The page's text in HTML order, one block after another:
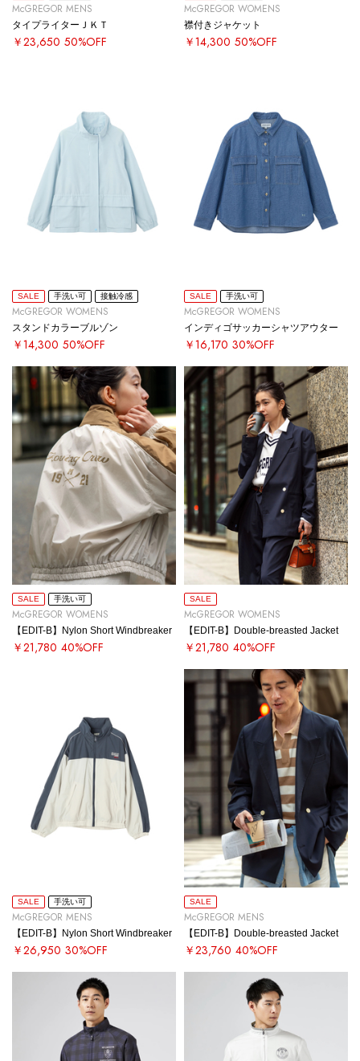
McGREGOR MENS
タイプライターＪＫＴ
￥23,650 50%OFF
McGREGOR WOMENS
襟付きジャケット
￥14,300 50%OFF
SALE 手洗い可 接触冷感
McGREGOR WOMENS
スタンドカラーブルゾン
￥14,300 50%OFF
SALE 手洗い可
McGREGOR WOMENS
インディゴサッカーシャツアウター
￥16,170 30%OFF
SALE 手洗い可
McGREGOR WOMENS
【EDIT-B】Nylon Short Windbreaker
￥21,780 40%OFF
SALE
McGREGOR WOMENS
【EDIT-B】Double-breasted Jacket
￥21,780 40%OFF
SALE 手洗い可
McGREGOR MENS
【EDIT-B】Nylon Short Windbreaker
￥26,950 30%OFF
SALE
McGREGOR MENS
【EDIT-B】Double-breasted Jacket
￥23,760 40%OFF